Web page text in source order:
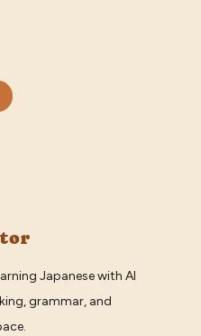
Japanese with AI
grammar, and